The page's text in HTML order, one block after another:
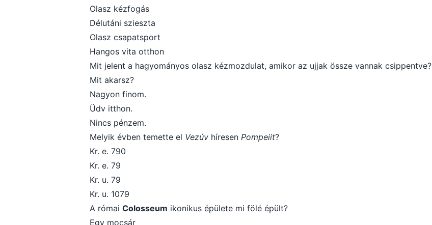
Olasz kézfogás
Délutáni szieszta
Olasz csapatsport
Hangos vita otthon
Mit jelent a hagyományos olasz kézmozdulat, amikor az ujjak össze vannak csippentve?
Mit akarsz?
Nagyon finom.
Üdv itthon.
Nincs pénzem.
Melyik évben temette el Vezúv híresen Pompeiit?
Kr. e. 790
Kr. e. 79
Kr. u. 79
Kr. u. 1079
A római Colosseum ikonikus épülete mi fölé épült?
Egy mocsár